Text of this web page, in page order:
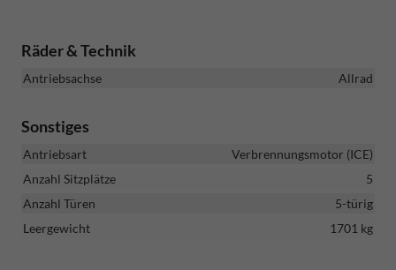
Räder & Technik
Antriebsachse Allrad
Sonstiges
Antriebsart
Verbrennungsmotor (ICE)
Anzahl Sitzplätze
5
Anzahl Türen
5-türig
Leergewicht
1701 kg